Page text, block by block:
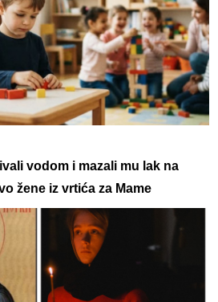
vodom i mazali mu lak na
žene iz vrtića za Mame